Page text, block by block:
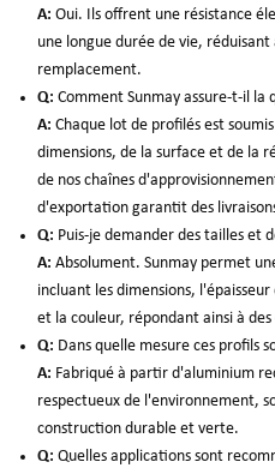
A: Oui. Ils offrent une résistance
une longue durée de vie,
remplacement.
Q: Comment Sunmay assure-t-il la
A: Chaque lot de profilés est
dimensions, de la surface et de la
de nos chaînes
d'exportation garantit des
Q: Puis-je demander des tailles et
A: Absolument. Sunmay permet
incluant les dimensions,
et la couleur, répondant ainsi à
Q: Dans quelle mesure ces profils
A: Fabriqué à partir d'aluminium
respectueux de l'environnement,
construction durable et verte.
Q: Quelles applications sont